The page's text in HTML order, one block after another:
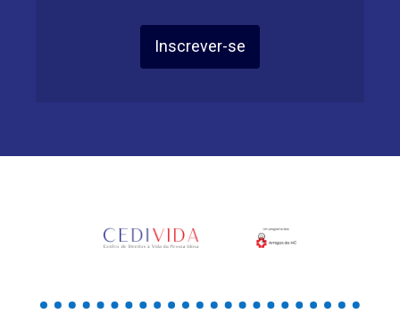
Inscrever-se